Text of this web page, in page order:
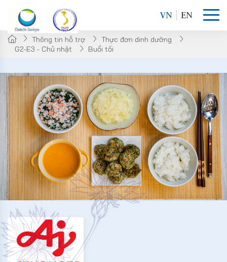
VN EN
Thông tin hỗ trợ
Thực đơn dinh dưỡng
G2-E3 - Chủ nhật
Buổi tối